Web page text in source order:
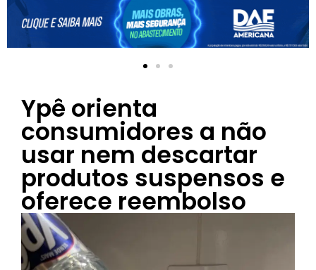
Ypê orienta
consumidores a não
usar nem descartar
produtos suspensos e
oferece reembolso